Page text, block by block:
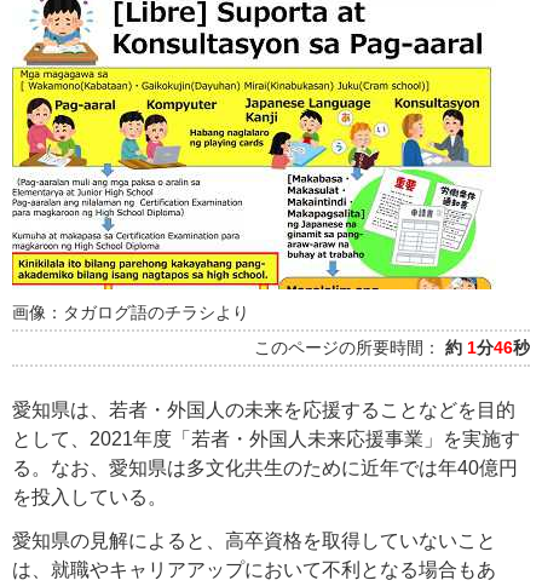
画像：タガログ語のチラシより
このページの所要時間： 約 1分46秒
愛知県は、若者・外国人の未来を応援することなどを目的
として、2021年度「若者・外国人未来応援事業」を実施す
る。なお、愛知県は多文化共生のために近年では年40億円
を投入している。
愛知県の見解によると、高卒資格を取得していないこと
は、就職やキャリアアップにおいて不利となる場合もあ